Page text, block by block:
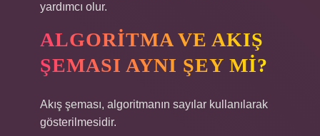
yardımcı olur.
ALGORITMA VE AKIŞ
ŞEMASI AYNI ŞEY MI?
Akış şeması, algoritmanın sayılar kullanılarak
gösterilmesidir.